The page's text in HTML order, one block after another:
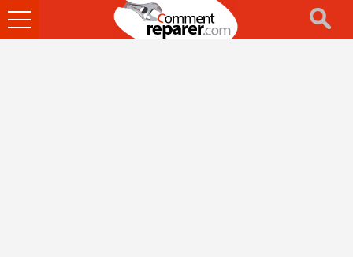
Ouvrir
le